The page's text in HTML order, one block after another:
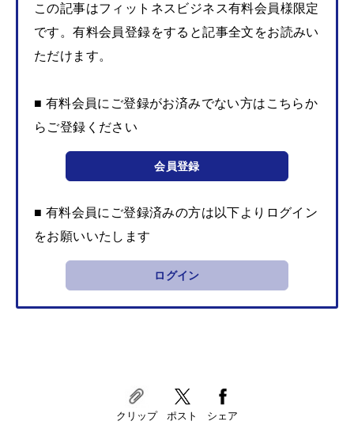
この記事はフィットネスビジネス有料会員様限定
です。有料会員登録をすると記事全文をお読みい
ただけます。
■ 有料会員にご登録がお済みでない方はこちらか
らご登録ください
会員登録
■ 有料会員にご登録済みの方は以下よりログイン
をお願いいたします
ログイン
クリップ ポスト シェア